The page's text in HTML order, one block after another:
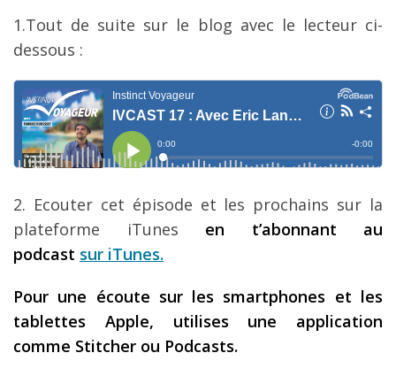
Mes guides voyage
1.Tout de suite sur le blog avec le lecteur ci-
dessous :
2. Ecouter cet épisode et les prochains sur la
plateforme iTunes en t’abonnant au
podcast sur iTunes.
Pour une écoute sur les smartphones et les
tablettes Apple, utilises une application
comme Stitcher ou Podcasts.